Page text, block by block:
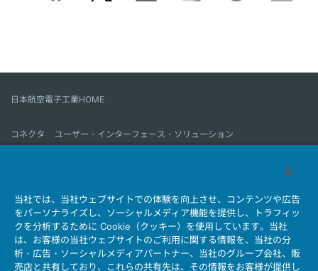
日本航空電子工業HOME
コネクタ
ユーザー・インターフェース・ソリューション
会社情報 サステナビリティ IR情報 採用情報
会社情報新着一覧
製品情報新着一覧
サイトマップ お問い合わせ
当社では、当社ウェブサイトでの体験を向上させ、コンテンツや広告
をパーソナライズし、ソーシャルメディア機能を提供し、トラフィッ
クを分析するために Cookie（クッキー）を使用しています。当社
は、お客様の当社ウェブサイトのご利用に関する情報を、当社の分
析・広告・ソーシャルメディアパートナー、当社のグループ会社、販
売店と共有しており、これらの共有先は、その情報をお客様が提供し